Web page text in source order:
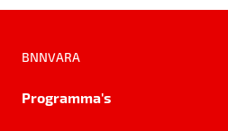
BNNVARA
Programma's